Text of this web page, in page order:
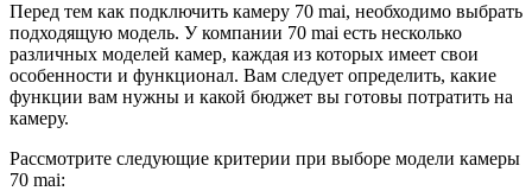
Перед тем как подключить камеру 70 mai, необходимо выбрать
подходящую модель. У компании 70 mai есть несколько
различных моделей камер, каждая из которых имеет свои
особенности и функционал. Вам следует определить, какие
функции вам нужны и какой бюджет вы готовы потратить на
камеру.
Рассмотрите следующие критерии при выборе модели камеры
70 mai: